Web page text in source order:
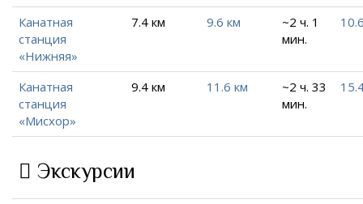
Канатная
станция
«Нижняя»
7.4 км 9.6 км
~2 ч. 1
мин.
Канатная
станция
«Мисхор»
9.4 км 11.6 км
~2 ч. 33
мин.
Экскурсии